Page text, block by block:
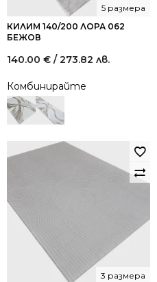
КИЛИМ 140/200 ЛОРА 062
БЕЖОВ
5 размера
140.00 € / 273.82 лв.
Комбинирайте
3 размера